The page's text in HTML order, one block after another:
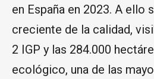
en España en 2023. A ello
creciente de la calidad,
2 IGP y las 284.000
ecológico, una de las